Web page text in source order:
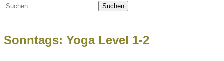
Suchen
nach:
Sonntags: Yoga Level 1-2